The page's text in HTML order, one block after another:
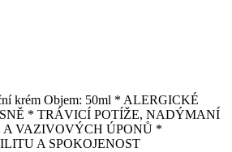
krém Objem: 50ml * ALERGICKÉ
* TRÁVICÍ POTÍŽE, NADÝMANÍ
A VAZIVOVÝCH ÚPONŮ *
A SPOKOJENOST